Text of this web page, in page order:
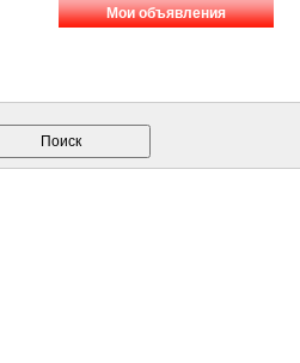
Мои объявления